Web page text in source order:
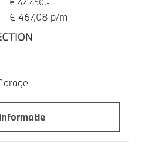
€ 42.450,-
€ 467,08 p/m